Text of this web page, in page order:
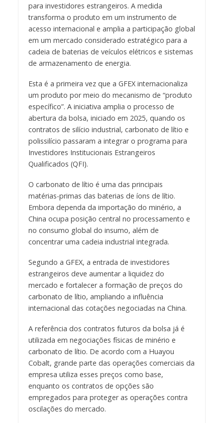
para investidores estrangeiros. A medida
transforma o produto em um instrumento de
acesso internacional e amplia a participação global
em um mercado considerado estratégico para a
cadeia de baterias de veículos elétricos e sistemas
de armazenamento de energia.
Esta é a primeira vez que a GFEX internacionaliza
um produto por meio do mecanismo de “produto
específico”. A iniciativa amplia o processo de
abertura da bolsa, iniciado em 2025, quando os
contratos de silício industrial, carbonato de lítio e
polissilício passaram a integrar o programa para
Investidores Institucionais Estrangeiros
Qualificados (QFI).
O carbonato de lítio é uma das principais
matérias-primas das baterias de íons de lítio.
Embora dependa da importação do minério, a
China ocupa posição central no processamento e
no consumo global do insumo, além de
concentrar uma cadeia industrial integrada.
Segundo a GFEX, a entrada de investidores
estrangeiros deve aumentar a liquidez do
mercado e fortalecer a formação de preços do
carbonato de lítio, ampliando a influência
internacional das cotações negociadas na China.
A referência dos contratos futuros da bolsa já é
utilizada em negociações físicas de minério e
carbonato de lítio. De acordo com a Huayou
Cobalt, grande parte das operações comerciais da
empresa utiliza esses preços como base,
enquanto os contratos de opções são
empregados para proteger as operações contra
oscilações do mercado.